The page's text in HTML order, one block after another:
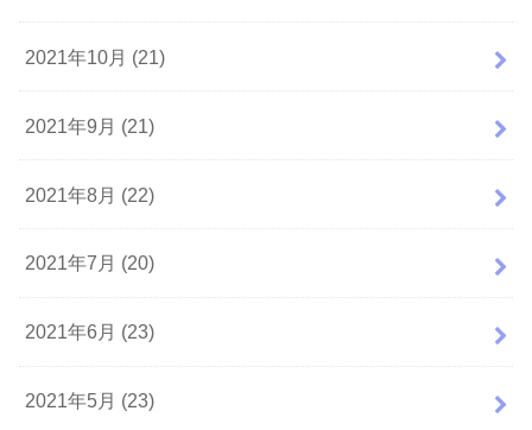
2021年10月 (21)
2021年9月 (21)
2021年8月 (22)
2021年7月 (20)
2021年6月 (23)
2021年5月 (23)